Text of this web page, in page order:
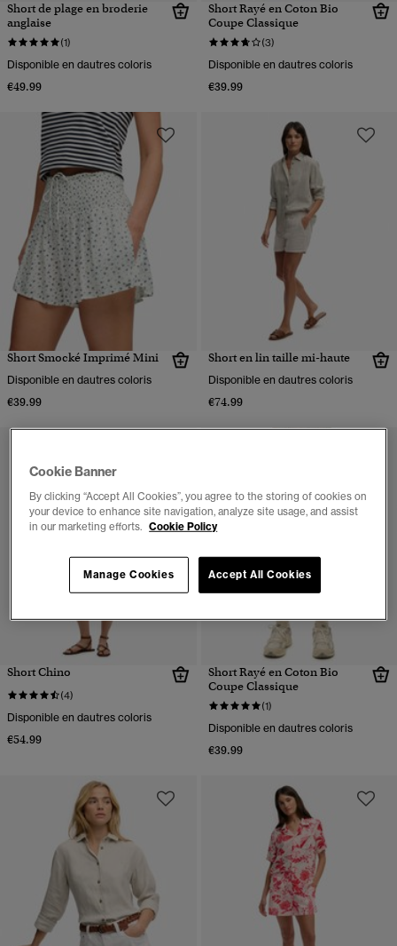
Short de plage en broderie
anglaise
(1)
Disponible en dautres coloris
€49.99
Short Rayé en Coton Bio
Coupe Classique
(3)
Disponible en dautres coloris
€39.99
Short Smocké Imprimé Mini
Disponible en dautres coloris
€39.99
Short en lin taille mi-haute
Disponible en dautres coloris
€74.99
Short Chino
(4)
Disponible en dautres coloris
€54.99
Short Rayé en Coton Bio
Coupe Classique
(1)
Disponible en dautres coloris
€39.99
Cookie Banner
By clicking “Accept All Cookies”, you agree to the storing of cookies on
your device to enhance site navigation, analyze site usage, and assist
in our marketing efforts. Cookie Policy
Accept All Cookies
Manage Cookies